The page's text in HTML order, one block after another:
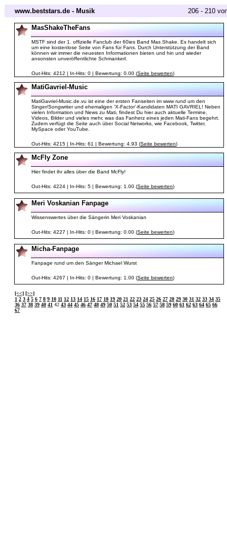
www.beststars.de - Musik 206 - 210
MasShakeTheFans
MSTF sind der 1. offizielle Fanclub der 60ies Band Mas Shake. Es handelt sich
um eine kostenlose Seite von Fans für Fans. Durch Unterstützung der Band
können wir immer die neuesten Informationen bieten und hin und wieder
ansonsten unveröffentlichte Schmankerl.
Out-Hits: 4212 | In-Hits: 0 | Bewertung: 0.00 (Seite bewerten)
MatiGavriel-Music
MatiGavriel-Music.de.vu ist eine der ersten Fanseiten im www rund um den
Singer/Songwriter und ehemaligen 'X-Factor'-Kandidaten MATI GAVRIEL! Neben
vielen Information und News zu Mati, findest Du hier auch aktuelle Termine,
Videos, Bilder und vieles mehr, was das Fanherz eines jeden Mati-Fans begehrt.
Zudem verfügt die Seite auch über Social Networks, wie Facebook, Twitter,
MySpace oder YouTube.
Out-Hits: 4215 | In-Hits: 61 | Bewertung: 4.93 (Seite bewerten)
McFly Zone
Hier findet ihr alles über die Band McFly!
Out-Hits: 4224 | In-Hits: 5 | Bewertung: 1.00 (Seite bewerten)
Meri Voskanian Fanpage
Wissenswertes über die Sängerin Meri Voskanian
Out-Hits: 4227 | In-Hits: 0 | Bewertung: 0.00 (Seite bewerten)
Micha-Fanpage
Fanpage rund um den Sänger Michael Wurst
Out-Hits: 4267 | In-Hits: 0 | Bewertung: 1.00 (Seite bewerten)
[<<] [>>]
1 2 3 4 5 6 7 8 9 10 11 12 13 14 15 16 17 18 19 20 21 22 23 24 25 26 27 28 29 30 31 32 33 34 35
36 37 38 39 40 41 42 43 44 45 46 47 48 49 50 51 52 53 54 55 56 57 58 59 60 61 62 63 64 65 66
67